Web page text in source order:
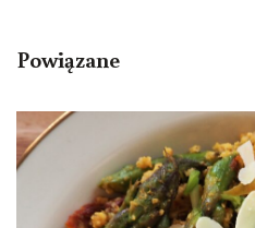
Powiązane